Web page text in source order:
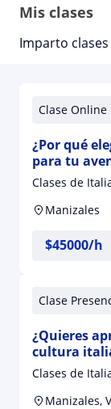
Mis clases
Imparto clases
Clase Online
¿Por qué
para tu
Clases de
Manizales
$45000/h
Clase
¿Quieres
cultura
dinámicos y
Clases de
Manizales,